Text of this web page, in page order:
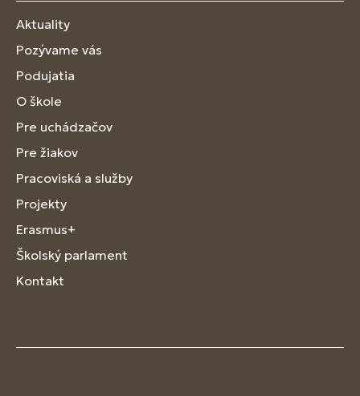
Aktuality
Pozývame vás
Podujatia
O škole
Pre uchádzačov
Pre žiakov
Pracoviská a služby
Projekty
Erasmus+
Školský parlament
Kontakt